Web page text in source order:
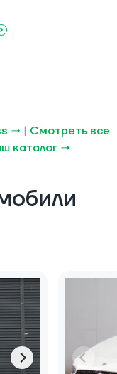
→ | Смотреть все
каталог →